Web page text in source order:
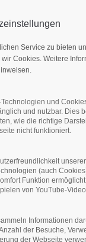
(GMT
Service zu bieten
Cookies. Weitere
und
und nutzbar. Dies
wie die richtige
nicht funktioniert.
(auch
Funktion
von YouTube-
Informationen
der Besuche,
der Webseite